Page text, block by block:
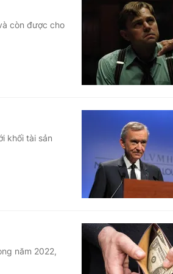
còn được cho
khối tài sản
năm 2022,